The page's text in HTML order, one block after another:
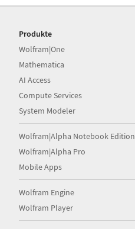
Produkte
Wolfram|One
Mathematica
AI Access
Compute Services
System Modeler
Wolfram|Alpha Notebook Edition
Wolfram|Alpha Pro
Mobile Apps
Wolfram Engine
Wolfram Player